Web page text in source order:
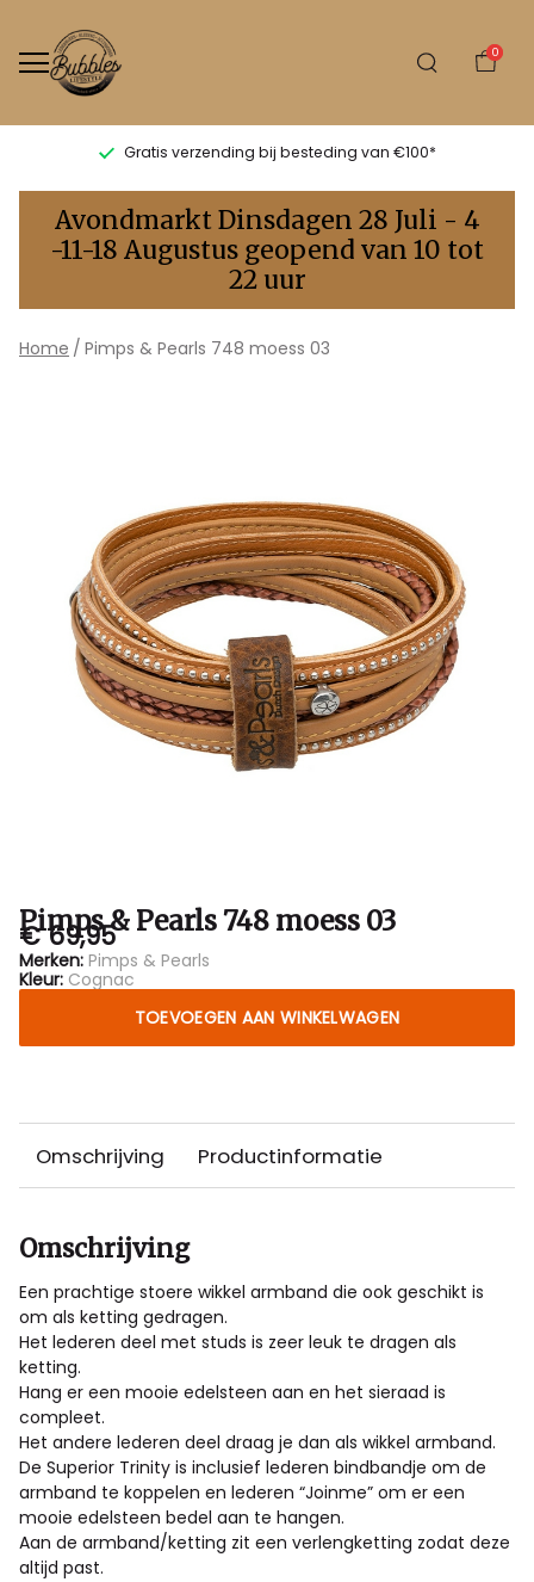
0
Gratis verzending bij besteding van €100*
Pimps
Pearls
748
Bubbles
Sluis
Avondmarkt Dinsdagen 28 Juli - 4
-11-18 Augustus geopend van 10 tot
22 uur
Home Pimps & Pearls 748 moess 03
Pimps & Pearls 748 moess 03
€ 69,95
Merken: Pimps & Pearls
Kleur: Cognac
TOEVOEGEN AAN WINKELWAGEN
Omschrijving Productinformatie
Omschrijving
Een prachtige stoere wikkel armband die ook geschikt is
om als ketting gedragen.
Het lederen deel met studs is zeer leuk te dragen als
ketting.
Hang er een mooie edelsteen aan en het sieraad is
compleet.
Het andere lederen deel draag je dan als wikkel armband.
De Superior Trinity is inclusief lederen bindbandje om de
armband te koppelen en lederen “Joinme” om er een
mooie edelsteen bedel aan te hangen.
Aan de armband/ketting zit een verlengketting zodat deze
altijd past.